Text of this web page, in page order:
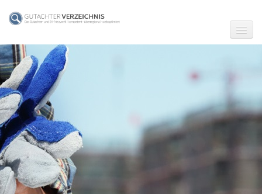
☗ Start
Gutachter in Berlin
Gutachter in Frankfurt (Main)
Gutachter in Hamburg
Gutachter in Köln
Gutachter in München